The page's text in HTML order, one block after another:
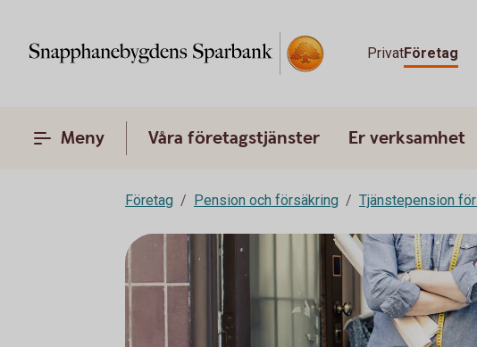
PrivatFöretag
Meny Våra företagstjänster Er verksamhet
Företag Pension och försäkring Tjänstepension